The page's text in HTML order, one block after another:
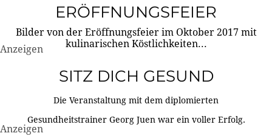
ERÖFFNUNGSFEIER
Bilder von der Eröffnungsfeier im Oktober 2017 mit
kulinarischen Köstlichkeiten...
Anzeigen
SITZ DICH GESUND
Die Veranstaltung mit dem diplomierten
Gesundheitstrainer Georg Juen war ein voller Erfolg.
Anzeigen